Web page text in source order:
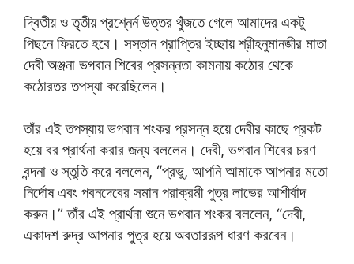
দ্বিতীয় ও তৃতীয় প্রশ্নের্ন উত্তর থুঁজতে গেলে আমাদের একটু
পিছনে ফিরতে হবে। সস্তান প্রাপ্তির ইচ্ছায় শ্রীহনুমানজীর মাতা
দেবী অঞ্জনা ভগবান শিবের প্রসন্নতা কামনায় কঠোর থেকে
কঠোরতর তপস্যা করেছিলেন।
তাঁর এই তপস্যায় ভগবান শংকর প্রসন্ন হয়ে দেবীর কাছে প্রকট
হয়ে বর প্রার্থনা করার জন্য বললেন। দেবী, ভগবান শিবের চরণ
বন্দনা ও স্তুতি করে বললেন, “প্রভু, আপনি আমাকে আপনার মতো
নির্দোষ এবং পবনদেবের সমান পরাক্রমী পুত্র লাভের আশীর্বাদ
করুন।” তাঁর এই প্রার্থনা শুনে ভগবান শংকর বললেন, “দেবী,
একাদশ রুদ্র আপনার পুত্র হয়ে অবতাররূপ ধারণ করবেন।